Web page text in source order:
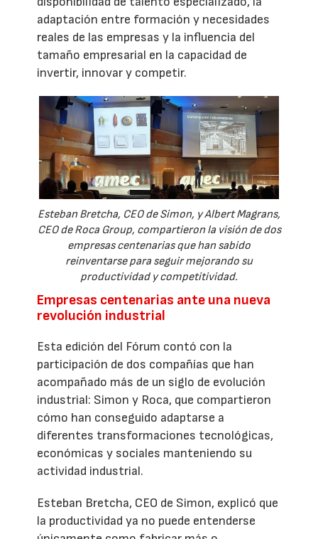
adaptación entre formación y necesidades
reales de las empresas y la influencia del
tamaño empresarial en la capacidad de
invertir, innovar y competir.
Esteban Bretcha, CEO de Simon, y Albert Magrans,
CEO de Roca Group, compartieron la visión de dos
empresas centenarias que han sabido
reinventarse para seguir mejorando su
productividad y competitividad.
Empresas centenarias ante una nueva
revolución industrial
Esta edición del Fórum contó con la
participación de dos compañías que han
acompañado más de un siglo de evolución
industrial: Simon y Roca, que compartieron
cómo han conseguido adaptarse a
diferentes transformaciones tecnológicas,
económicas y sociales manteniendo su
actividad industrial.
Esteban Bretcha, CEO de Simon, explicó que
la productividad ya no puede entenderse